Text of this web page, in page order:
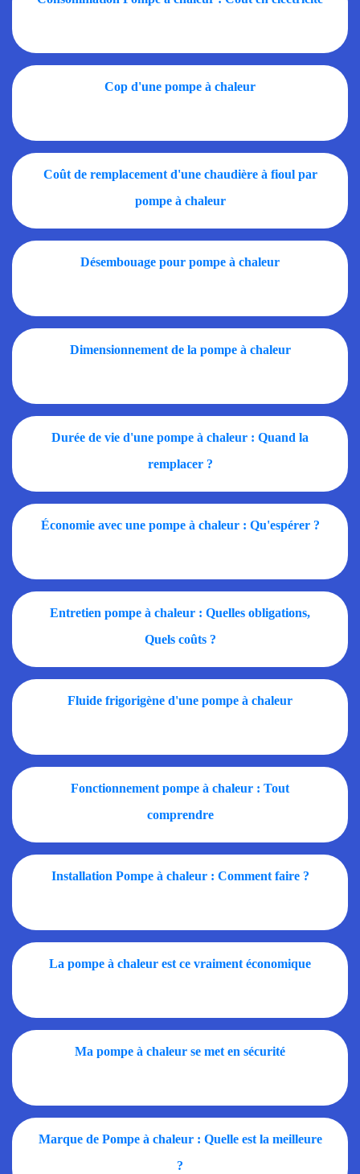
Cop d'une pompe à chaleur
Coût de remplacement d'une chaudière à fioul par
pompe à chaleur
Désembouage pour pompe à chaleur
Dimensionnement de la pompe à chaleur
Durée de vie d'une pompe à chaleur : Quand la
remplacer ?
Économie avec une pompe à chaleur : Qu'espérer ?
Entretien pompe à chaleur : Quelles obligations,
Quels coûts ?
Fluide frigorigène d'une pompe à chaleur
Fonctionnement pompe à chaleur : Tout
comprendre
Installation Pompe à chaleur : Comment faire ?
La pompe à chaleur est ce vraiment économique
Ma pompe à chaleur se met en sécurité
Marque de Pompe à chaleur : Quelle est la meilleure
?